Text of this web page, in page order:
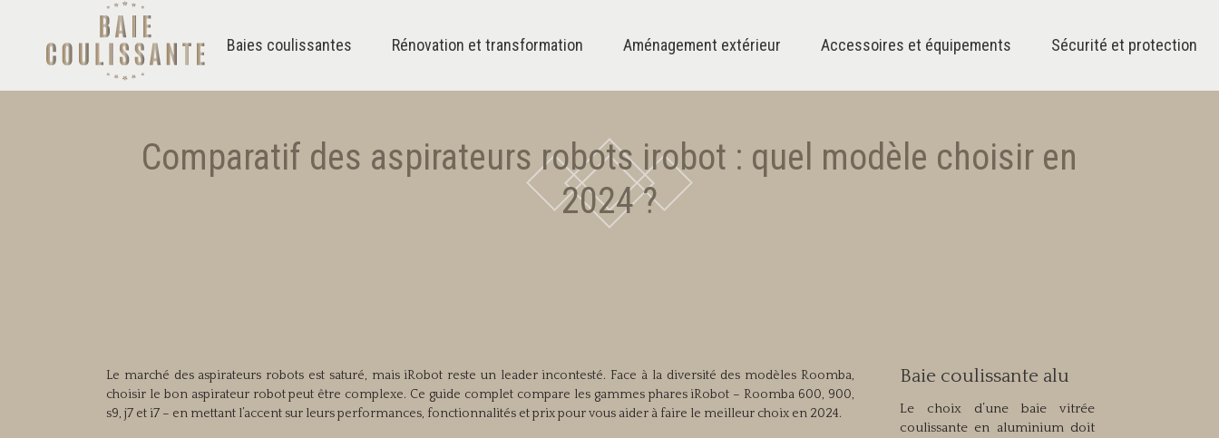
Baies coulissantes Rénovation et transformation Aménagement extérieur Accessoires et équipements Sécurité et protection
Comparatif des aspirateurs robots irobot : quel modèle choisir en
2024 ?
Le marché des aspirateurs robots est saturé, mais iRobot reste un leader incontesté. Face à la diversité des modèles Roomba,
choisir le bon aspirateur robot peut être complexe. Ce guide complet compare les gammes phares iRobot – Roomba 600, 900,
s9, j7 et i7 – en mettant l’accent sur leurs performances, fonctionnalités et prix pour vous aider à faire le meilleur choix en 2024.
Baie coulissante alu
Le choix d’une baie vitrée
coulissante en aluminium doit